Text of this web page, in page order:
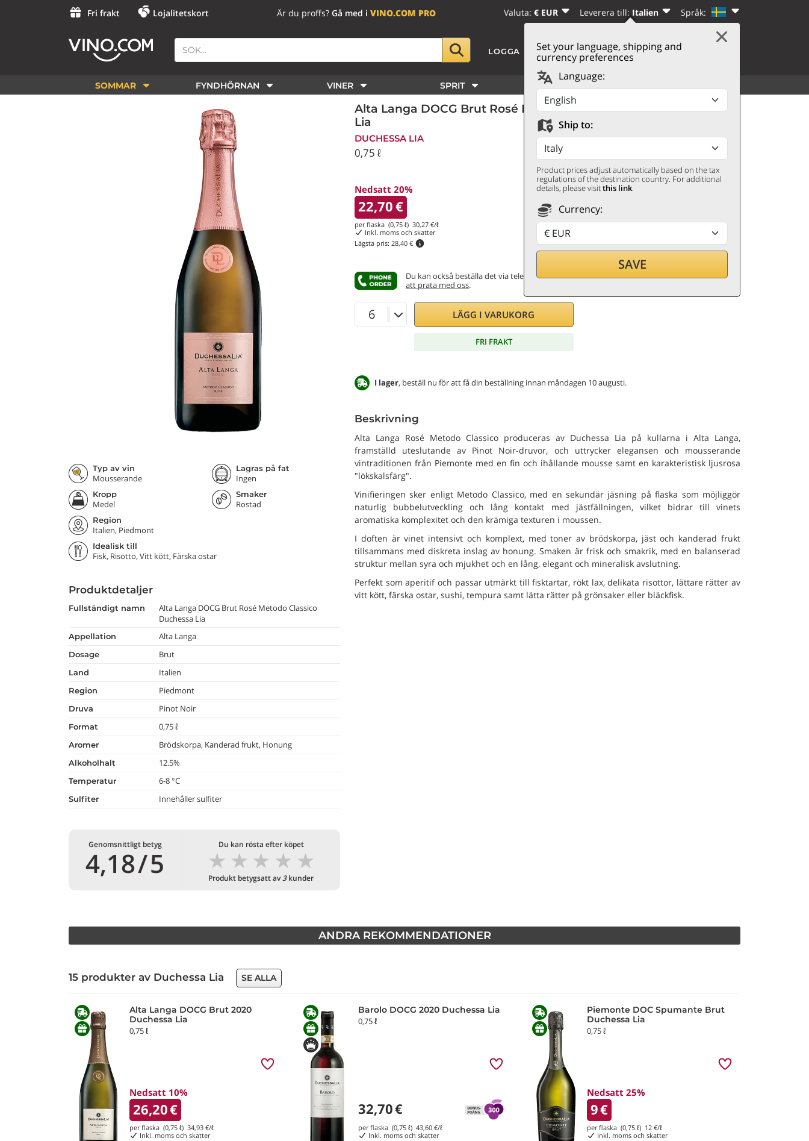
Fri frakt Lojalitetskort Är du proffs? Gå med i VINO.COM PRO Valuta: € EUR Leverera till: Italien Språk:
Set your language, shipping and
currency preferences
Language:
Ship to:
Product prices adjust automatically based on the tax
regulations of the destination country. For additional
details, please visitthis link.
Currency:
SAVE
LOGGA IN | REGISTRERA DIG VARUKORG
SOMMAR FYNDHÖRNAN VINER SPRIT UPPTÄCK
Typ av vin
Mousserande
Lagras på fat
Ingen
Kropp
Medel
Smaker
Rostad
Region
Italien, Piedmont
Idealisk till
Fisk, Risotto, Vitt kött, Färska ostar
Produktdetaljer
fullständigt namn
Alta Langa DOCG Brut Rosé Metodo Classico
Duchessa Lia
appellation Alta Langa
dosage Brut
land Italien
region Piedmont
druva Pinot Noir
format 0,75 ℓ
aromer Brödskorpa, Kanderad frukt, Honung
alkoholhalt 12.5%
temperatur 6-8 °C
Sulfiter Innehåller sulfiter
Genomsnittligt betyg
4,18/5
Du kan rösta efter köpet
★
★
★
★
★
Produkt betygsatt av3kunder
Alta Langa DOCG Brut Rosé Metodo Classico Duchessa
Lia
DUCHESSA LIA
0,75 ℓ
Nedsatt 20%
22,70€
per flaska (0,75 ℓ) 30,27 €/ℓ
Inkl. moms och skatter
Lägsta pris: 28,40 €
Du kan också beställa det via telefongenom
att prata med oss.
LÄGG I VARUKORG
FRI FRAKT
I lager, beställ nu för att få din beställning innan måndagen 10 augusti.
Beskrivning
Alta Langa Rosé Metodo Classico produceras av Duchessa Lia på kullarna i Alta Langa,
framställd uteslutande av Pinot Noir-druvor, och uttrycker elegansen och mousserande
vintraditionen från Piemonte med en fin och ihållande mousse samt en karakteristisk ljusrosa
"lök­skalsfärg".
Vinifieringen sker enligt Metodo Classico, med en sekundär jäsning på flaska som möjliggör
naturlig bubbelutveckling och lång kontakt med jästfällningen, vilket bidrar till vinets
aromatiska komplexitet och den krämiga texturen i moussen.
I doften är vinet intensivt och komplext, med toner av brödskorpa, jäst och kanderad frukt
tillsammans med diskreta inslag av honung. Smaken är frisk och smakrik, med en balanserad
struktur mellan syra och mjukhet och en lång, elegant och mineralisk avslutning.
Perfekt som aperitif och passar utmärkt till fisktartar, rökt lax, delikata risottor, lättare rätter av
vitt kött, färska ostar, sushi, tempura samt lätta rätter på grönsaker eller bläckfisk.
ANDRA REKOMMENDATIONER
15 produkter av Duchessa Lia SE ALLA
Alta Langa DOCG Brut 2020
Duchessa Lia
0,75 ℓ
Nedsatt 10%
26,20€
per flaska (0,75 ℓ) 34,93 €/ℓ
Inkl. moms och skatter
Barolo DOCG 2020 Duchessa Lia
0,75 ℓ
32,70€
per flaska (0,75 ℓ) 43,60 €/ℓ
Inkl. moms och skatter
Piemonte DOC Spumante Brut
Duchessa Lia
0,75 ℓ
Nedsatt 25%
9€
per flaska (0,75 ℓ) 12 €/ℓ
Inkl. moms och skatter